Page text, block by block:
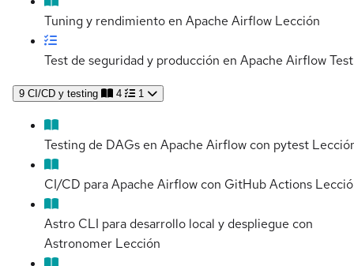
Tuning y rendimiento en Apache Airflow Lección
Test de seguridad y producción en Apache AirflowTest
9 CI/CD y testing 4 1
Testing de DAGs en Apache Airflow con pytest
CI/CD para Apache Airflow con GitHub Actions
Astro CLI para desarrollo local y despliegue con
Astronomer Lección